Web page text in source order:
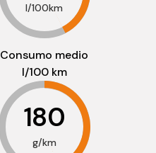
l/100km
Consumo medio
l/100 km
180
g/km